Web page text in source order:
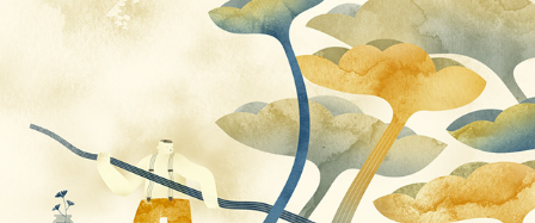
Harry Monzon